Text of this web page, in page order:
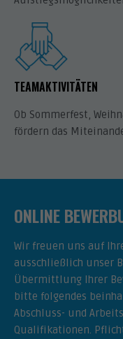
TEAMAKTIVITÄTEN
Ob Sommerfest,
fördern das
ONLINE
Wir freuen uns auf
ausschließlich unser
Übermittlung Ihrer
bitte folgendes
Abschluss- und
Qualifikationen.